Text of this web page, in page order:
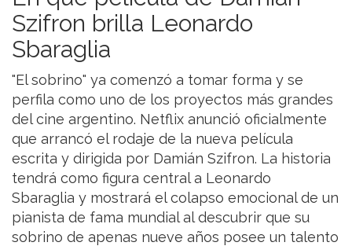
Szifron brilla Leonardo
Sbaraglia
"El sobrino" ya comenzó a tomar forma y se
perfila como uno de los proyectos más grandes
del cine argentino. Netflix anunció oficialmente
que arrancó el rodaje de la nueva película
escrita y dirigida por Damián Szifron. La historia
tendrá como figura central a Leonardo
Sbaraglia y mostrará el colapso emocional de un
pianista de fama mundial al descubrir que su
sobrino de apenas nueve años posee un talento